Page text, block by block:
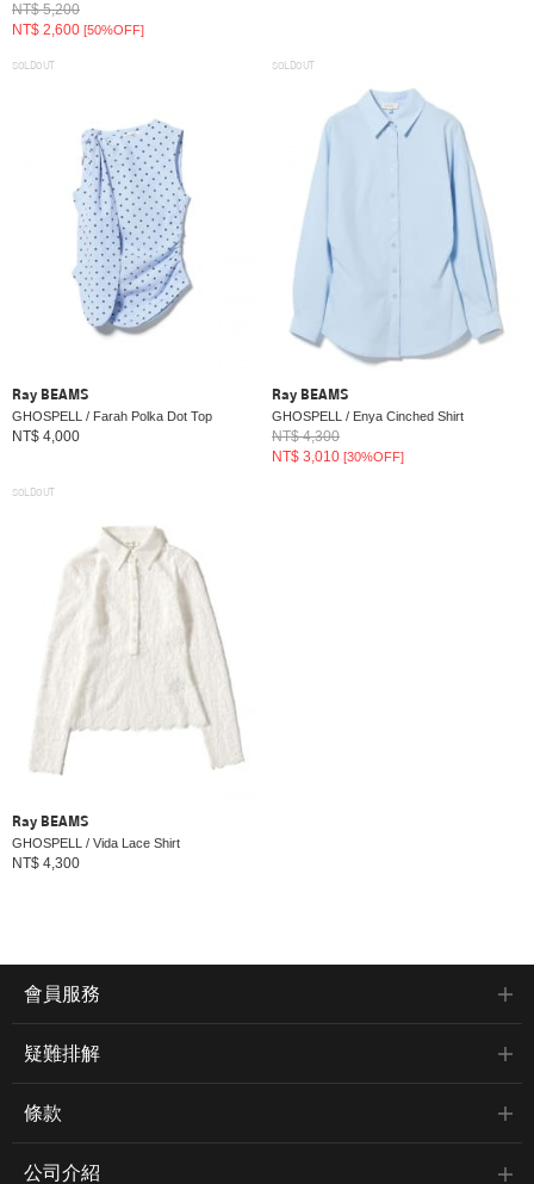
NT$ 5,200
NT$ 2,600 [50%OFF]
SOLDOUT
Ray BEAMS
GHOSPELL / Farah Polka Dot Top
NT$ 4,000
SOLDOUT
Ray BEAMS
GHOSPELL / Enya Cinched Shirt
NT$ 4,300
NT$ 3,010[30%OFF]
SOLDOUT
Ray BEAMS
GHOSPELL / Vida Lace Shirt
NT$ 4,300
會員服務
疑難排解
條款
公司介紹